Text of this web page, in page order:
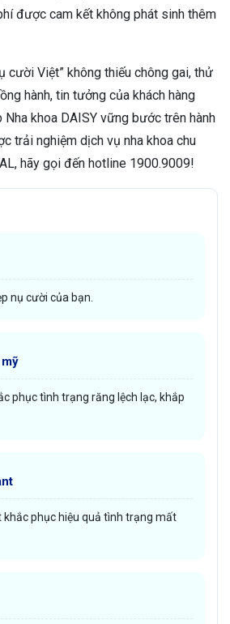
được cam kết không phát sinh thêm
cười Việt” không thiếu chông gai, thử
hành, tin tưởng của khách hàng
khoa DAISY vững bước trên hành
trải nghiệm dịch vụ nha khoa chu
hãy gọi đến hotline 1900.9009!
nụ cười của bạn.
phục tình trạng răng lệch lạc, khắp
phục hiệu quả tình trạng mất